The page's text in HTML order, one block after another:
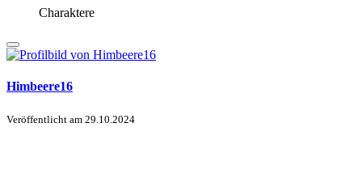
Charaktere
Himbeere16
Veröffentlicht am 29.10.2024